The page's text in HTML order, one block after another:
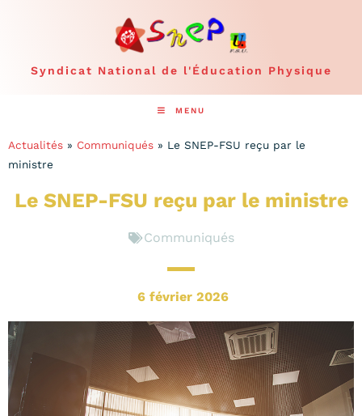
Syndicat National de l'Éducation Physique
MENU
Actualités » Communiqués » Le SNEP-FSU reçu par le
ministre
Le SNEP-FSU reçu par le ministre
Communiqués
6 février 2026